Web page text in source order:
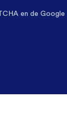
en de Google